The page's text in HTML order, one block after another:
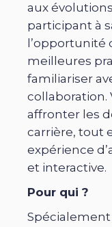
aux
participant à
l’opportunité
meilleures
familiariser
collaboration.
affronter les
carrière, tout
expérience
et interactive.
Pour qui ?